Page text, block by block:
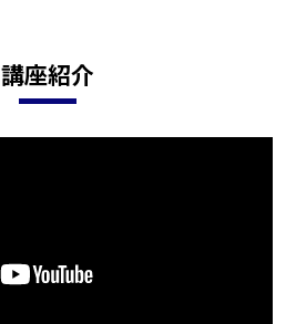
講座紹介